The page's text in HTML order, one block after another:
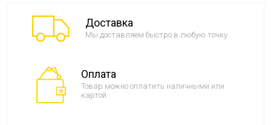
Доставка
Мы доставляем быстро в любую точку
Оплата
Товар можно оплатить наличными или
картой